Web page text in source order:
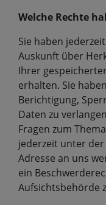
Welche Rechte
Sie haben
Auskunft über
Ihrer
erhalten. Sie
Berichtigung,
Daten zu
Fragen zum
jederzeit unter
Adresse an uns
ein
Aufsichtsbehörde